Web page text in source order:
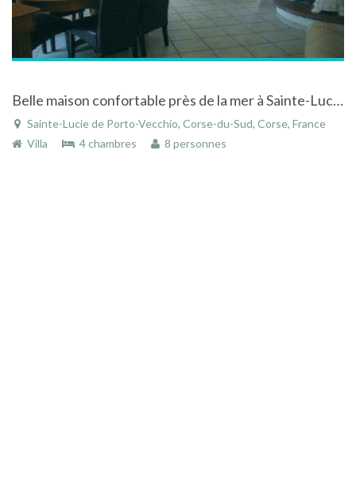
Belle maison confortable près de la mer à Sainte-Lucie de Porto-Vecchio en Corse
Sainte-Lucie de Porto-Vecchio, Corse-du-Sud, Corse, France
Villa
4 chambres 8 personnes